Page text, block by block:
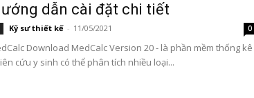
dẫn cài đặt chi tiết
Kỹ sư thiết kế - 11/05/2021 0
Download MedCalc Version 20 - là phần mềm thống kê
cứu y sinh có thể phân tích nhiều loại...